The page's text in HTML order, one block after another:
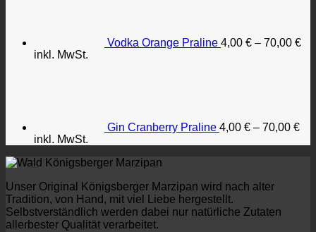
Vodka Orange Praline 4,00 € – 70,00 €
inkl. MwSt.
Gin Cranberry Praline 4,00 € – 70,00 €
inkl. MwSt.
Unser Original Königsberger Marzipan wird nach alter
Tradition, von Hand, mit viel Liebe hergestellt.
Selbstverständlich werden dabei nur natürliche Zutaten
allerbester Qualität verarbeitet.